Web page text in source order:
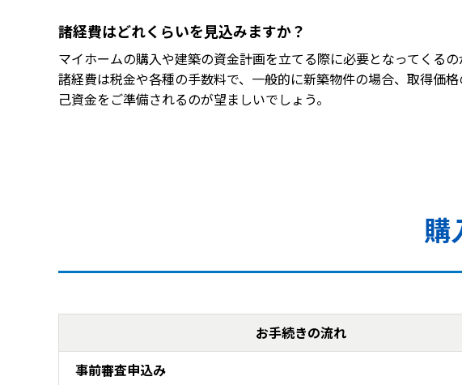
諸経費はどれくらいを見込みますか？
マイホームの購入や建築の資金計画を立てる際に必要となってくるの
諸経費は税金や各種の手数料で、一般的に新築物件の場合、取得価
己資金をご準備されるのが望ましいでしょう。
購
購入までのお手続き
お手続きの流れ
事前審査申込み